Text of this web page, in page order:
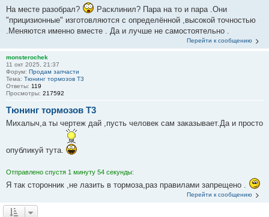
На месте разобрал?
Расклинил? Пара на то и пара .Они
"прицизионные" изготовляются с определённой ,высокой точностью
.Меняются именно вместе . Да и лучше не самостоятельно .
Перейти к сообщению
monsterochek
11 окт 2025, 21:37
Форум: Продам запчасти
Тема: Тюнинг тормозов Т3
Ответы: 119
Просмотры: 217592
Тюнинг тормозов Т3
Михалыч,а ты чертеж дай ,пусть человек сам заказывает.Да и просто
опубликуй тута.
Отправлено спустя 1 минуту 54 секунды:
Я так сторонник ,не лазить в тормоза,раз правилами запрещено .
Перейти к сообщению